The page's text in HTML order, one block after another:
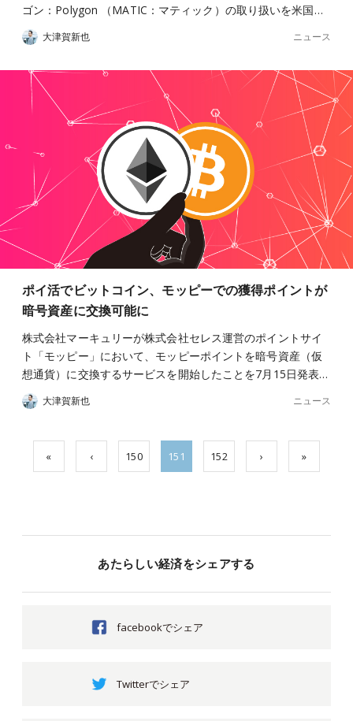
ゴン：Polygon （MATIC：マティック）の取り扱いを米国…
大津賀新也 ニュース
ポイ活でビットコイン、モッピーでの獲得ポイントが
暗号資産に交換可能に
株式会社マーキュリーが株式会社セレス運営のポイントサイ
ト「モッピー」において、モッピーポイントを暗号資産（仮
想通貨）に交換するサービスを開始したことを7月15日発表…
大津賀新也 ニュース
« ‹ 150 151 152 › »
あたらしい経済をシェアする
facebookでシェア
Twitterでシェア